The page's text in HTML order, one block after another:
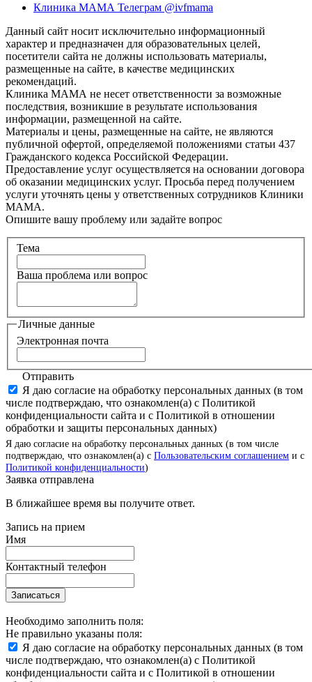
Клиника МАМА Телеграм @ivfmama
Данный сайт носит исключительно информационный
характер и предназначен для образовательных целей,
посетители сайта не должны использовать материалы,
размещенные на сайте, в качестве медицинских
рекомендаций.
Клиника МАМА не несет ответственности за возможные
последствия, возникшие в результате использования
информации, размещенной на сайте.
Материалы и цены, размещенные на сайте, не являются
публичной офертой, определяемой положениями статьи 437
Гражданского кодекса Российской Федерации.
Предоставление услуг осуществляется на основании договора
об оказании медицинских услуг. Просьба перед получением
услуги уточнять цены у ответственных сотрудников Клиники
МАМА.
Опишите вашу проблему или задайте вопрос
Тема
Ваша проблема или вопрос
Личные данные
Электронная почта
Отправить
Я даю согласие на обработку персональных данных (в том
числе подтверждаю, что ознакомлен(а) с Политикой
конфиденциальности сайта и с Политикой в отношении
обработки и защиты персональных данных)
Я даю согласие на обработку персональных данных (в том числе
подтверждаю, что ознакомлен(а) с Пользовательским соглашением и с
Политикой конфиденциальности)
Заявка отправлена
В ближайшее время вы получите ответ.
Запись на прием
Имя
Контактный телефон
Записаться
Необходимо заполнить поля:
Не правильно указаны поля:
Я даю согласие на обработку персональных данных (в том
числе подтверждаю, что ознакомлен(а) с Политикой
конфиденциальности сайта и с Политикой в отношении